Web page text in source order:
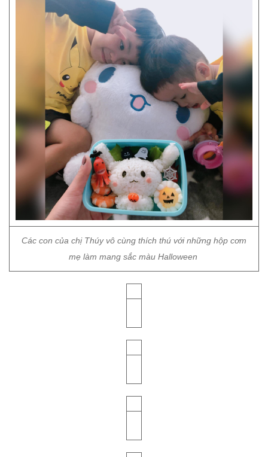
Các con của chị Thúy vô cùng thích thú với những hộp cơm
mẹ làm mang sắc màu Halloween